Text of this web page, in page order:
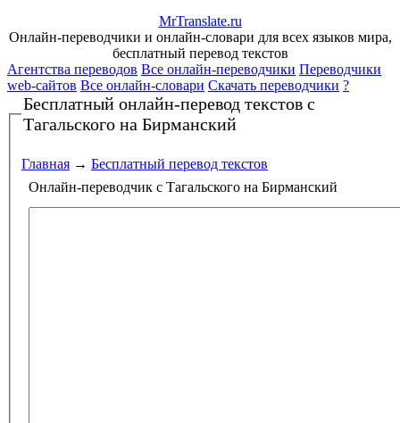
MrTranslate.ru
Онлайн-переводчики и онлайн-словари для всех языков мира,
бесплатный перевод текстов
Агентства переводов Все онлайн-переводчики Переводчики
web-сайтов Все онлайн-словари Скачать переводчики ?
Бесплатный онлайн-перевод текстов с
Тагальского на Бирманский
Главная → Бесплатный перевод текстов
Онлайн-переводчик с Тагальского на Бирманский